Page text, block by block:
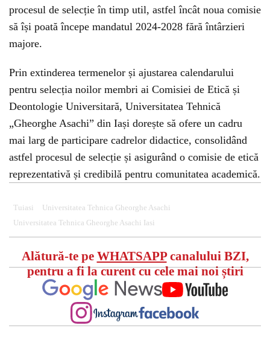
procesul de selecție în timp util, astfel încât noua comisie
să își poată începe mandatul 2024-2028 fără întârzieri
majore.
Prin extinderea termenelor și ajustarea calendarului
pentru selecția noilor membri ai Comisiei de Etică și
Deontologie Universitară, Universitatea Tehnică
„Gheorghe Asachi” din Iași dorește să ofere un cadru
mai larg de participare cadrelor didactice, consolidând
astfel procesul de selecție și asigurând o comisie de etică
reprezentativă și credibilă pentru comunitatea academică.
Tuiasi
Universitatea Tehnica Gheorghe Asachi
Universitatea Tehnica Gheorghe Asachi Iasi
Alătură-te pe WHATSAPPcanalului BZI,
pentru a fi la curent cu cele mai noi știri